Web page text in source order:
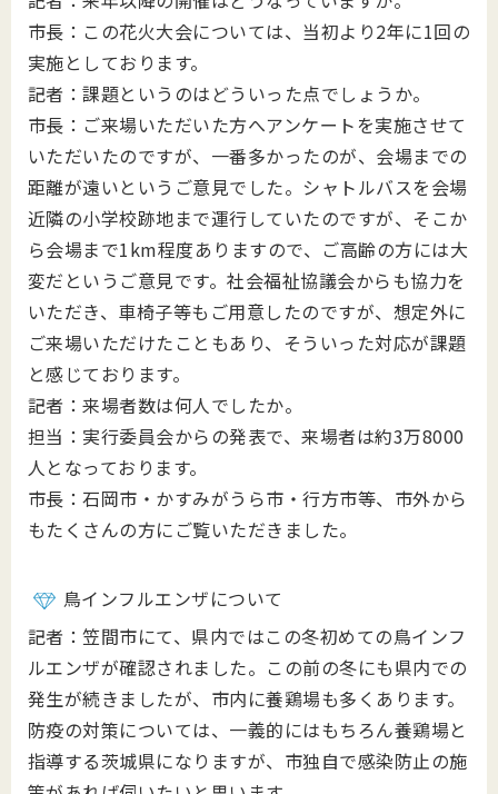
市長：この花火大会については、当初より2年に1回の
実施としております。
記者：課題というのはどういった点でしょうか。
市長：ご来場いただいた方へアンケートを実施させて
いただいたのですが、一番多かったのが、会場までの
距離が遠いというご意見でした。シャトルバスを会場
近隣の小学校跡地まで運行していたのですが、そこか
ら会場まで1km程度ありますので、ご高齢の方には大
変だというご意見です。社会福祉協議会からも協力を
いただき、車椅子等もご用意したのですが、想定外に
ご来場いただけたこともあり、そういった対応が課題
と感じております。
記者：来場者数は何人でしたか。
担当：実行委員会からの発表で、来場者は約3万8000
人となっております。
市長：石岡市・かすみがうら市・行方市等、市外から
もたくさんの方にご覧いただきました。
鳥インフルエンザについて
記者：笠間市にて、県内ではこの冬初めての鳥インフ
ルエンザが確認されました。この前の冬にも県内での
発生が続きましたが、市内に養鶏場も多くあります。
防疫の対策については、一義的にはもちろん養鶏場と
指導する茨城県になりますが、市独自で感染防止の施